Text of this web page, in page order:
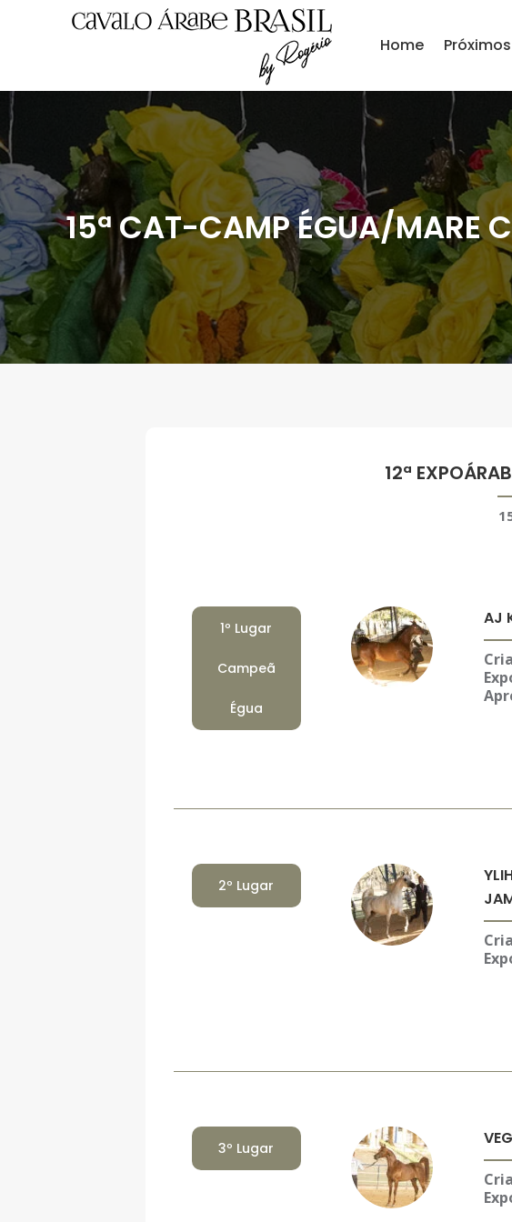
Home
15ª CAT-CAMP ÉGUA/MARE
12ª
1º Lugar
Campeã
Égua
AJ
2º Lugar
3º Lugar